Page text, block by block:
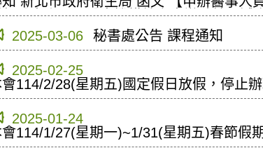
醫事人員及醫事機構線上申辦系統，減
2025-03-06
秘書處公告 課程通知
2025-02-25
114/2/28(星期五)國定假日放假，停止
2025-01-24
會114/1/27(星期一)~1/31(星期五)春節假